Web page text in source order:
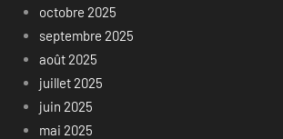
octobre 2025
septembre 2025
août 2025
juillet 2025
juin 2025
mai 2025